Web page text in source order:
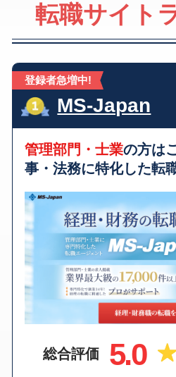
転職サイト
登録者急増中!
MS-Japan
管理部門・士業の方は
事・法務に特化した転
総合評価 5.0